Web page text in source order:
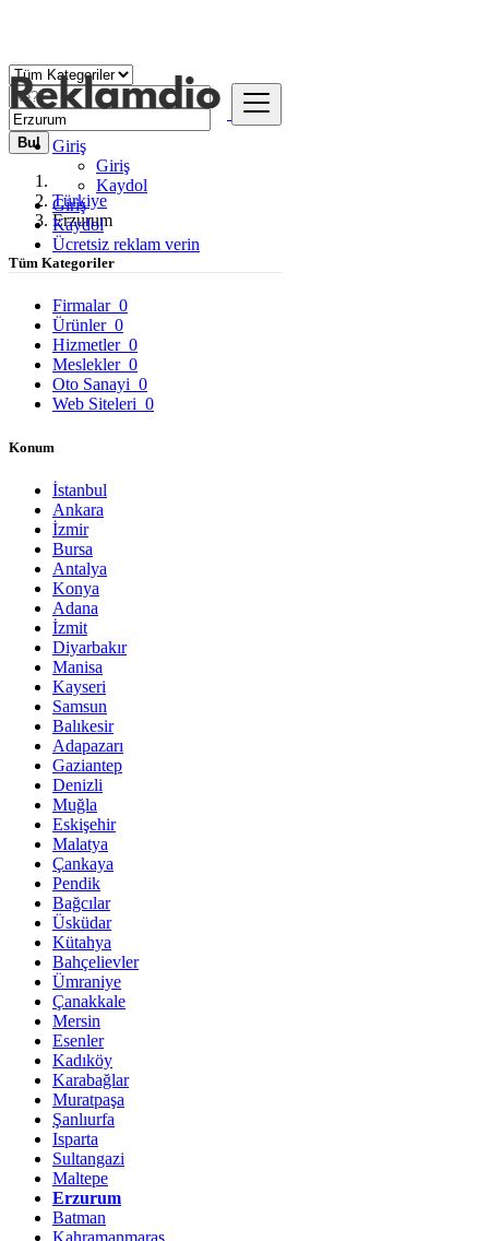
Giriş
Giriş
Kaydol
Giriş
Kaydol
Ücretsiz reklam verin
Bul
Türkiye
Erzurum
Tüm Kategoriler
Firmalar 0
Ürünler 0
Hizmetler 0
Meslekler 0
Oto Sanayi 0
Web Siteleri 0
Konum
İstanbul
Ankara
İzmir
Bursa
Antalya
Konya
Adana
İzmit
Diyarbakır
Manisa
Kayseri
Samsun
Balıkesir
Adapazarı
Gaziantep
Denizli
Muğla
Eskişehir
Malatya
Çankaya
Pendik
Bağcılar
Üsküdar
Kütahya
Bahçelievler
Ümraniye
Çanakkale
Mersin
Esenler
Kadıköy
Karabağlar
Muratpaşa
Şanlıurfa
Isparta
Sultangazi
Maltepe
Erzurum
Batman
Kahramanmaraş